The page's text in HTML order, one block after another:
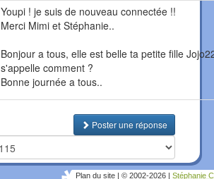
Youpi ! je suis de nouveau connectée !!
Merci Mimi et Stéphanie..
Bonjour a tous, elle est belle ta petite fille
s'appelle comment ?
Bonne journée a tous..
Poster une réponse
Plan du site © 2002-2026 Stéphanie C